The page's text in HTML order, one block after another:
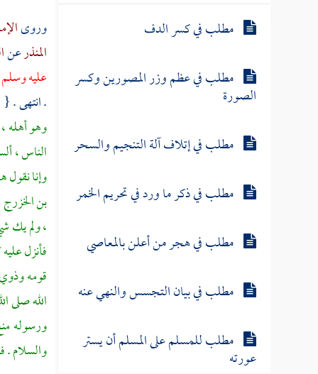
مطلب في كسر الدف
مطلب في عظم وزر المصورين وكسر
الصورة
مطلب في إتلاف آلة التنجيم والسحر
مطلب في ذكر ما ورد في تحريم الخمر
مطلب في هجر من أعلن بالمعاصي
مطلب في بيان التجسس والنهي عنه
مطلب للمسلم على المسلم أن يستر
عورته
وروى
المنذرعن
عليه
. انتهى . {
وهو أهله
الناس ،
وإنا
بن الخزرج
، ولم يك
فأنزل
قومه
الله صلى
ورسوله
والسلام .